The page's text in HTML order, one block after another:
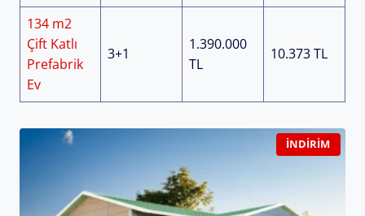
134 m2
Çift Katlı
Prefabrik
Ev
3+1
1.390.000
TL
10.373 TL
İNDIRIM